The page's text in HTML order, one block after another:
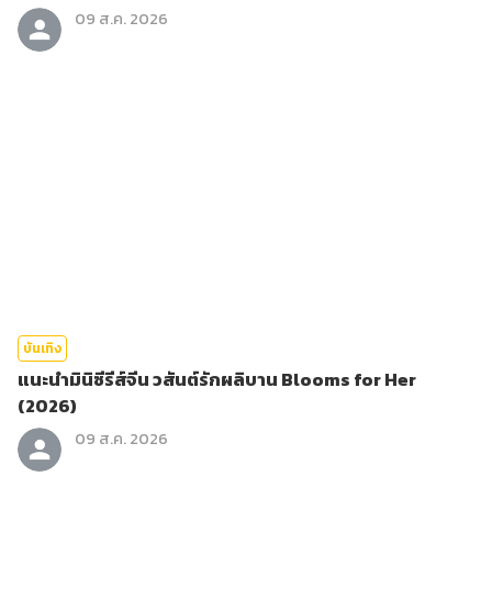
09 ส.ค. 2026
บันเทิง
แนะนำมินิซีรีส์จีน วสันต์รักผลิบาน Blooms for Her
(2026)
09 ส.ค. 2026